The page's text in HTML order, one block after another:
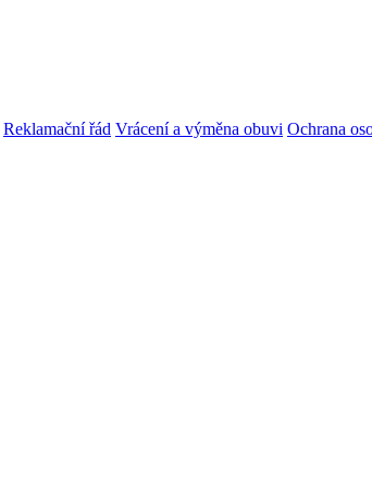
Reklamační řád Vrácení a výměna obuvi Ochrana